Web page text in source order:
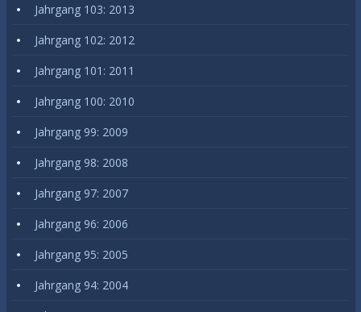
Jahrgang 103: 2013
Jahrgang 102: 2012
Jahrgang 101: 2011
Jahrgang 100: 2010
Jahrgang 99: 2009
Jahrgang 98: 2008
Jahrgang 97: 2007
Jahrgang 96: 2006
Jahrgang 95: 2005
Jahrgang 94: 2004